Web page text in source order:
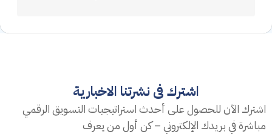
اشترك فى نشرتنا الاخبارية
اشترك الآن للحصول على أحدث استراتيجيات التسويق الرقمي
مباشرة في بريدك الإلكتروني – كن أول من يعرف